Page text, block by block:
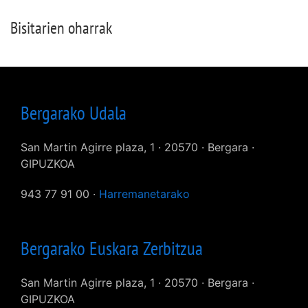
Bisitarien oharrak
Bergarako Udala
San Martin Agirre plaza, 1 · 20570 · Bergara ·
GIPUZKOA
943 77 91 00 · Harremanetarako
Bergarako Euskara Zerbitzua
San Martin Agirre plaza, 1 · 20570 · Bergara ·
GIPUZKOA